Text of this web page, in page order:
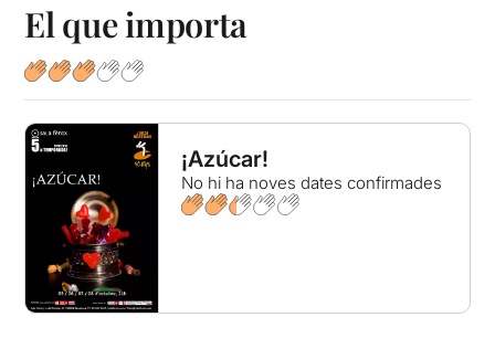
El que importa
¡Azúcar!
No hi ha noves dates confirmades